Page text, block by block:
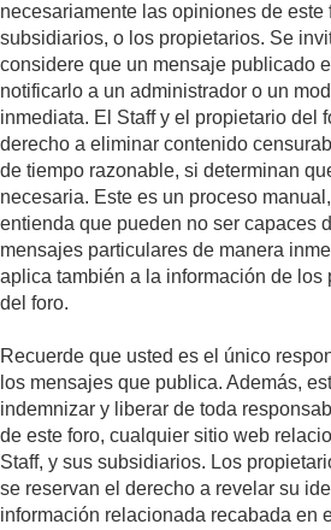
necesariamente las opiniones de este
subsidiarios, o los propietarios. Se
considere que un mensaje publicado
notificarlo a un administrador o un
inmediata. El Staff y el propietario del
derecho a eliminar contenido
de tiempo razonable, si determinan
necesaria. Este es un proceso
entienda que pueden no ser capaces
mensajes particulares de manera
aplica también a la información de los
del foro.
Recuerde que usted es el único
los mensajes que publica. Además,
indemnizar y liberar de toda
de este foro, cualquier sitio web
Staff, y sus subsidiarios. Los
se reservan el derecho a revelar su
información relacionada recabada en